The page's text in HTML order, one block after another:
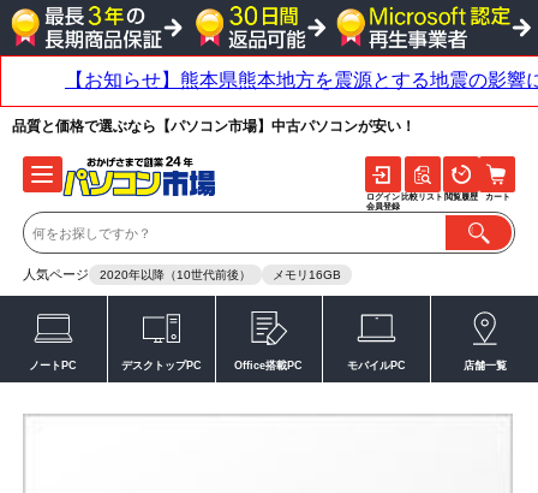
品質と価格で選ぶなら【パソコン市場】中古パソコンが安い！
人気ページ 2020年以降（10世代前後） メモリ16GB
ログイン
会員登録
比較リスト 閲覧履歴 カート
ノートPC デスクトップPC Office搭載PC モバイルPC 店舗一覧